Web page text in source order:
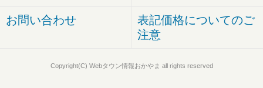
お問い合わせ
表記価格についてのご
注意
Copyright(C) Webタウン情報おかやま all rights reserved